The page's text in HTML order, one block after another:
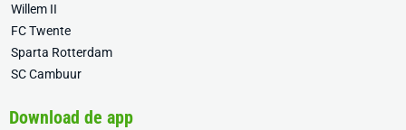
Willem II
FC Twente
Sparta Rotterdam
SC Cambuur
Download de app